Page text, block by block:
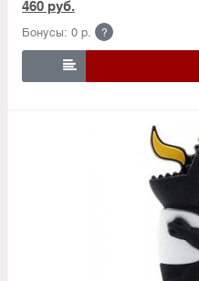
460 руб.
Бонусы: 0 р. ?
